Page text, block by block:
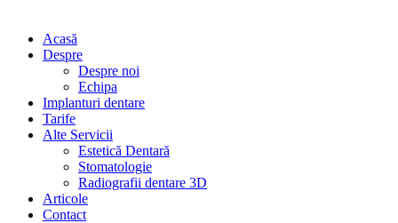
Acasă
Despre
Despre noi
Echipa
Implanturi dentare
Tarife
Alte Servicii
Estetică Dentară
Stomatologie
Radiografii dentare 3D
Articole
Contact